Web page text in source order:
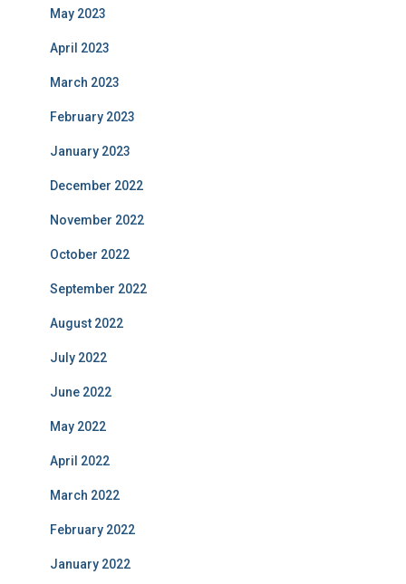
May 2023
April 2023
March 2023
February 2023
January 2023
December 2022
November 2022
October 2022
September 2022
August 2022
July 2022
June 2022
May 2022
April 2022
March 2022
February 2022
January 2022